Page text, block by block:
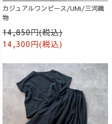
カジュアルワンピース/UMi/三河織
物
14,850円(税込)
14,300円(税込)